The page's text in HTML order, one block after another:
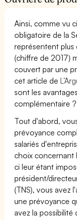
Ainsi, comme vu
obligatoire de la
représentent plus
(chiffre de 2017)
couvert par une
cet article de
sont les
complémentaire ?
Tout d'abord,
prévoyance
salariés
choix concernant
ci leur étant
président/
(TNS), vous avez
une prévoyance
avez la